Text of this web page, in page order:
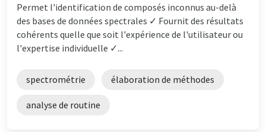
Permet l'identification de composés inconnus au-delà
des bases de données spectrales ✓ Fournit des résultats
cohérents quelle que soit l'expérience de l'utilisateur ou
l'expertise individuelle ✓...
spectrométrie élaboration de méthodes
analyse de routine